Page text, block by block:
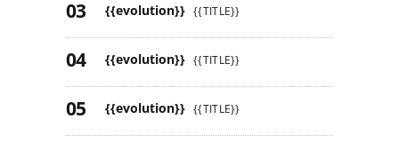
{{evolution}} {{TITLE}}
{{evolution}} {{TITLE}}
{{evolution}} {{TITLE}}